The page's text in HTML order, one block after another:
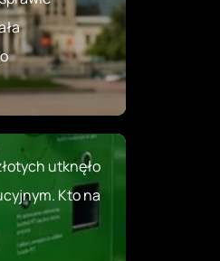
utknęło
Kto na